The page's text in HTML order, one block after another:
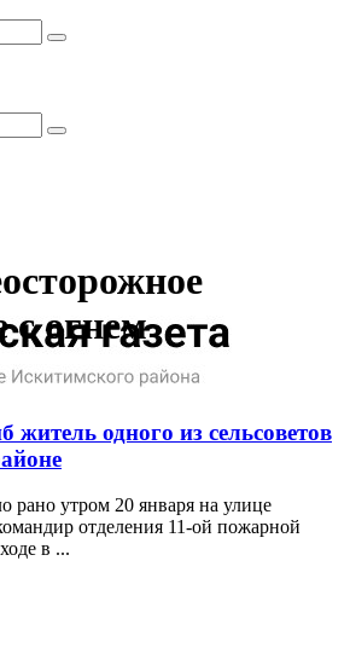
с огнем
одного из сельсоветов
рано утром 20 января на улице
отделения 11-ой пожарной
в ...